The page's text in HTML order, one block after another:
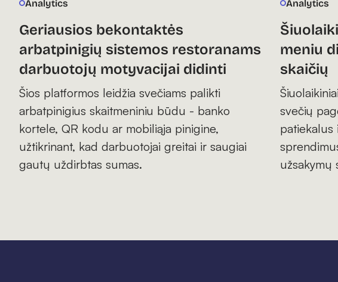
Analytics
Geriausios bekontaktės
arbatpinigių sistemos restoranams
darbuotojų motyvacijai didinti
Šios platformos leidžia svečiams palikti
arbatpinigius skaitmeniniu būdu - banko
kortele, QR kodu ar mobiliąja pinigine,
užtikrinant, kad darbuotojai greitai ir saugiai
gautų uždirbtas sumas.
Analytics
meniu
skaičių
svečių
patiekalus
užsakymų